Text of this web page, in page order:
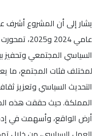
عامي 2024
السياسي المجتمعي وتحفيز
لمختلف فئات المجتمع، ما
التحديث السياسي وتعزيز
المملكة. حيث حققت هذه
أرض الواقع، وأسهمت في